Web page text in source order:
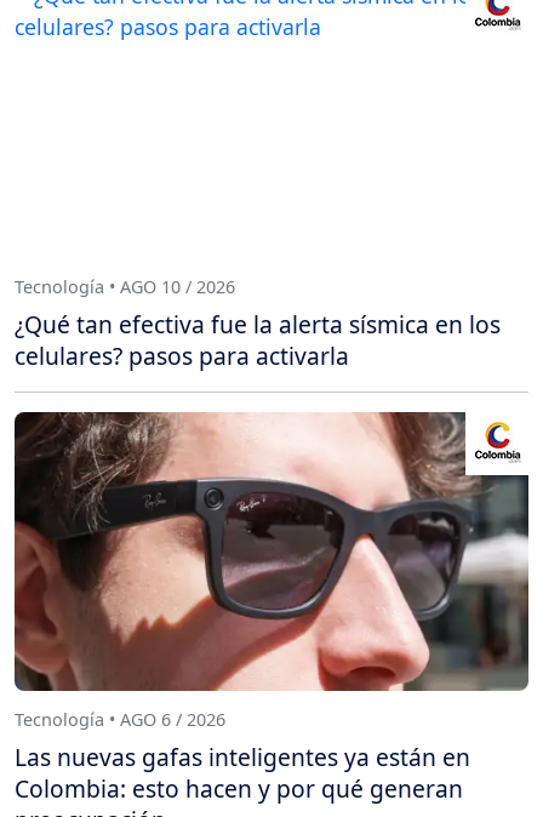
Tecnología • AGO 10 / 2026
¿Qué tan efectiva fue la alerta sísmica en los
celulares? pasos para activarla
Tecnología • AGO 6 / 2026
Las nuevas gafas inteligentes ya están en
Colombia: esto hacen y por qué generan